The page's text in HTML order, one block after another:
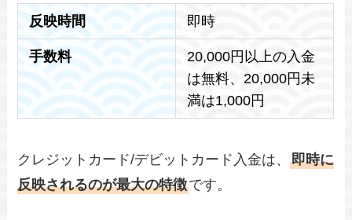
反映時間 即時
手数料
20,000円以上の入金
は無料、20,000円未
満は1,000円
クレジットカード/デビットカード入金は、即時に
反映されるのが最大の特徴です。